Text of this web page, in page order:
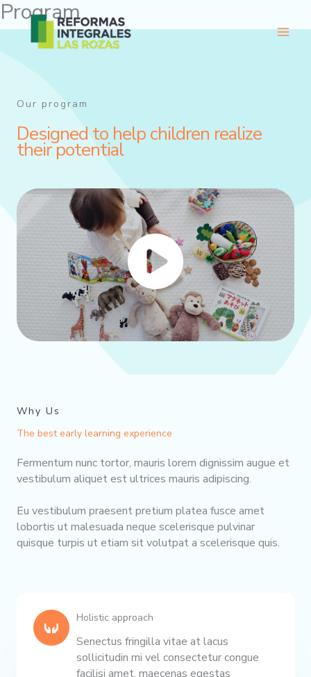
Ir
al
contenido
Program
Our program
Designed to help children realize
their potential
Why Us
The best early learning experience
Fermentum nunc tortor, mauris lorem dignissim augue et
vestibulum aliquet est ultrices mauris adipiscing.
Eu vestibulum praesent pretium platea fusce amet
lobortis ut malesuada neque scelerisque pulvinar
quisque turpis ut etiam sit volutpat a scelerisque quis.
Holistic approach
Senectus fringilla vitae at lacus
sollicitudin mi vel consectetur congue
facilisi amet, maecenas egestas